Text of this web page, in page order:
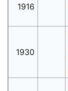
1916
1930